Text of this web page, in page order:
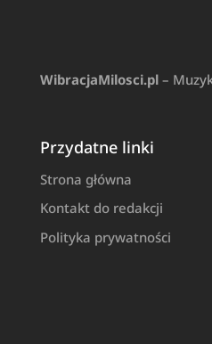
WibracjaMilosci.pl–
Przydatne linki
Strona główna
Kontakt do redakcji
Polityka prywatności